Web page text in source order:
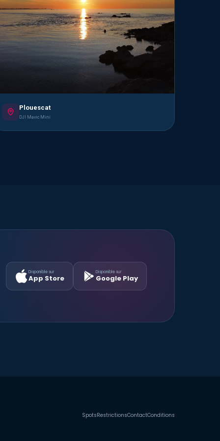
Plouescat
DJI Mavic Mini
Disponible sur
App Store
Disponible sur
Google Play
SpotsRestrictionsContactConditions